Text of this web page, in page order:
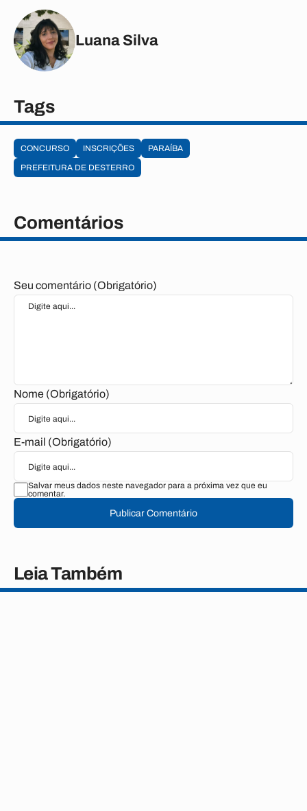
Luana Silva
Tags
CONCURSO INSCRIÇÕES
PARAÍBA
PREFEITURA DE DESTERRO
Comentários
Seu comentário (Obrigatório)
Nome (Obrigatório)
E-mail (Obrigatório)
Salvar meus dados neste navegador para a próxima vez que eu
comentar.
Publicar Comentário
Leia Também